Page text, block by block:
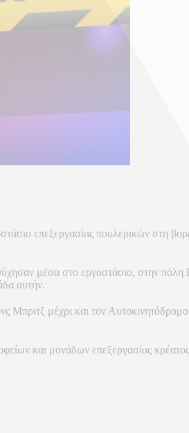
επεξεργασίας πουλερικών στη
μέσα στο εργοστάσιο, στην πόλη
αυτήν.
μέχρι και τον
και μονάδων επεξεργασίας